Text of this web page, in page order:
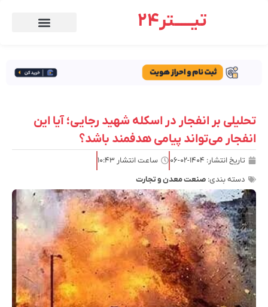
تیـــــتر24
تحلیلی بر انفجار در اسکله شهید رجایی؛ آیا این
انفجار می‌تواند پیامی هدفمند باشد؟
تاریخ انتشار: ۱۴۰۴-۰۲-۰۶ ساعت انتشار ۱۰:۴۳
دسته بندی: صنعت معدن و تجارت